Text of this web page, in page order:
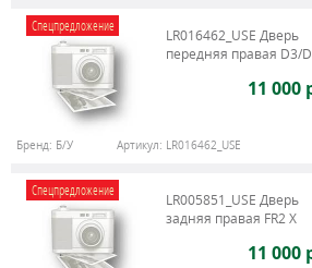
Спецпредложение
LR016462_USE Дверь
передняя правая D3/
11 000
Бренд: Б/У Артикул: LR016462_USE
Спецпредложение
LR005851_USE Дверь
задняя правая FR2 X
11 000